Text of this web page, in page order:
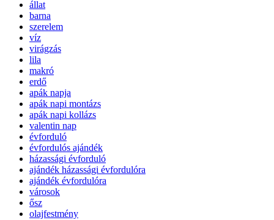
állat
barna
szerelem
víz
virágzás
lila
makró
erdő
apák napja
apák napi montázs
apák napi kollázs
valentin nap
évforduló
évfordulós ajándék
házassági évforduló
ajándék házassági évfordulóra
ajándék évfordulóra
városok
ősz
olajfestmény